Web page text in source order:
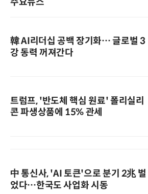
韓 AI리더십 공백 장기화… 글로벌 3
강 동력 꺼져간다
트럼프, '반도체 핵심 원료' 폴리실리
콘 파생상품에 15% 관세
中 통신사, 'AI 토큰'으로 분기 2兆 벌
었다…한국도 사업화 시동